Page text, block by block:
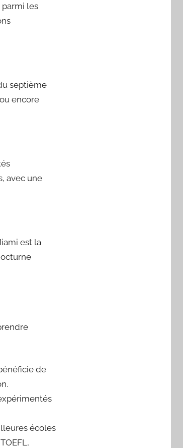
parmi les
septième
encore
avec une
est la
de
écoles